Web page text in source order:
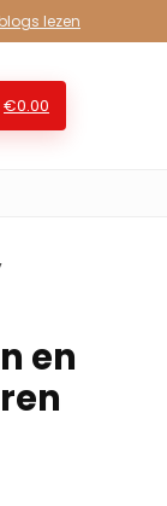
lezen
€0.00
en